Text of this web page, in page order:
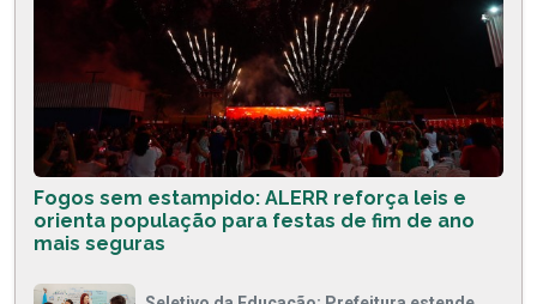
Fogos sem estampido: ALERR reforça leis e
orienta população para festas de fim de ano
mais seguras